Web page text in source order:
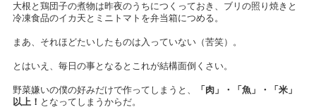
大根と鶏団子の煮物は昨夜のうちにつくっておき、ブリの照り焼きと
冷凍食品のイカ天とミニトマトを弁当箱につめる。
まあ、それほどたいしたものは入っていない（苦笑）。
とはいえ、毎日の事となるとこれが結構面倒くさい。
野菜嫌いの僕の好みだけで作ってしまうと、
「肉」・「魚」・「米」
以上！ となってしまうからだ。